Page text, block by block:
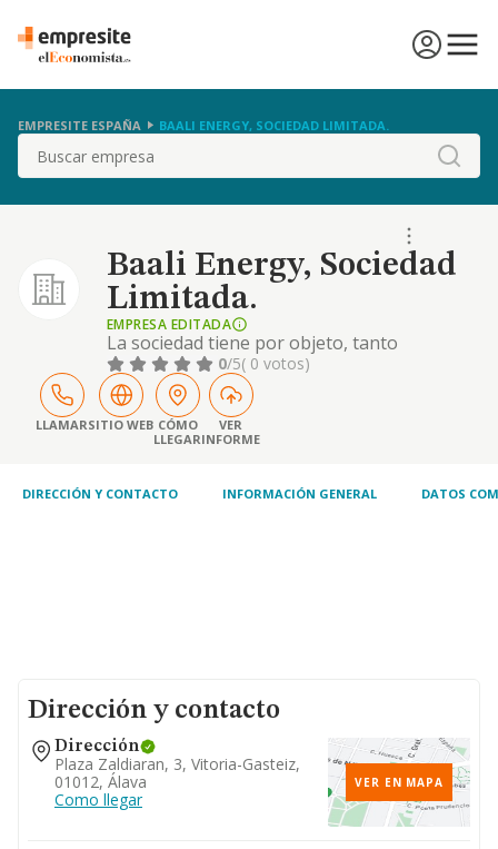
EMPRESITE ESPAÑA BAALI ENERGY, SOCIEDAD LIMITADA.
Buscar
Baali Energy, Sociedad
Limitada.
EMPRESA EDITADA
La sociedad tiene por objeto, tanto
directamente como de forma indirecta,
mediante la titularidad de acciones o
participaciones en sociedades con objeto
idéntico o análogo: el montaje e instalación
de placas solares y estructuras metálicas.
reparación, rehabilita
0/5( 0 votos)
LLAMARSITIO WEB CÓMO
LLEGAR
VER
INFORME
DIRECCIÓN Y CONTACTO INFORMACIÓN GENERAL DATOS
Dirección y contacto
Dirección
Plaza Zaldiaran, 3, Vitoria-Gasteiz,
01012, Álava
Como llegar
VER EN MAPA